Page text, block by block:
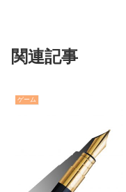
関連記事
ゲーム